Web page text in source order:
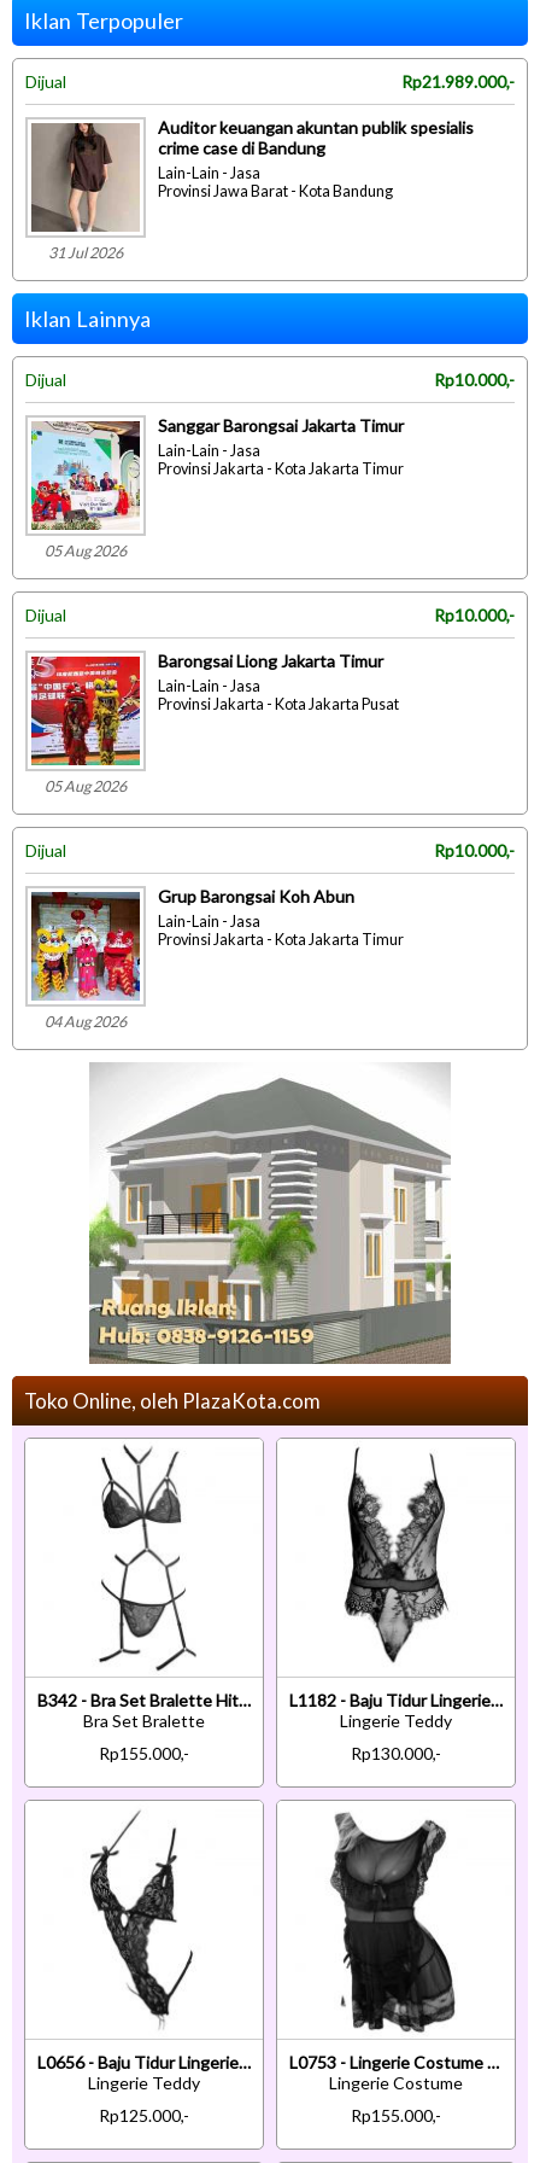
Iklan Terpopuler
Dijual Rp21.989.000,-
31 Jul 2026
Auditor keuangan akuntan publik spesialis
crime case di Bandung
Lain-Lain - Jasa
Provinsi Jawa Barat - Kota Bandung
Iklan Lainnya
Dijual Rp10.000,-
05 Aug 2026
Sanggar Barongsai Jakarta Timur
Lain-Lain - Jasa
Provinsi Jakarta - Kota Jakarta Timur
Dijual Rp10.000,-
05 Aug 2026
Barongsai Liong Jakarta Timur
Lain-Lain - Jasa
Provinsi Jakarta - Kota Jakarta Pusat
Dijual Rp10.000,-
04 Aug 2026
Grup Barongsai Koh Abun
Lain-Lain - Jasa
Provinsi Jakarta - Kota Jakarta Timur
Toko Online, oleh PlazaKota.com
B342 - Bra Set Bralette Hitam Transparan Celana Dalam Tali Garter
Bra Set Bralette
Rp155.000,-
L1182 - Baju Tidur Lingerie Teddy Bodysuit Dress Tali Silang Hitam Transparan Belahan Dada Rendah
Lingerie Teddy
Rp130.000,-
L0656 - Baju Tidur Lingerie Teddy Bodysuit Dress Halter Hitam Crotchless
Lingerie Teddy
Rp125.000,-
L0753 - Lingerie Costume Cosplay Maid Waitress Pelayan Hitam Transparan
Lingerie Costume
Rp155.000,-